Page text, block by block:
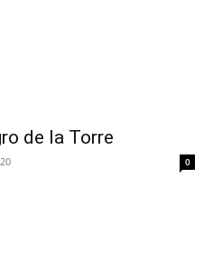
de la Torre
0